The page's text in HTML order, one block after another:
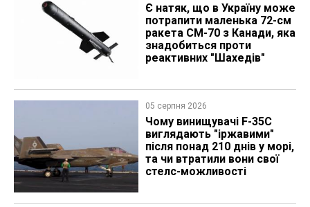
Є натяк, що в Україну може
потрапити маленька 72-см
ракета CM-70 з Канади, яка
знадобиться проти
реактивних "Шахедів"
05 серпня 2026
Чому винищувачі F-35C
виглядають "іржавими"
після понад 210 днів у морі,
та чи втратили вони свої
стелс-можливості